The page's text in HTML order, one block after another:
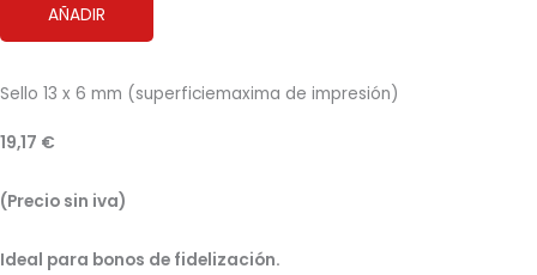
AÑADIR
Sello 13 x 6 mm (superficiemaxima de impresión)
19,17 €
(Precio sin iva)
Ideal para bonos de fidelización.